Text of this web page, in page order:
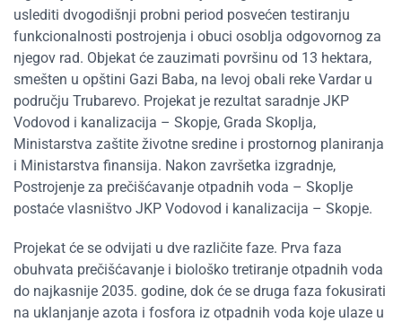
uslediti dvogodišnji probni period posvećen testiranju
funkcionalnosti postrojenja i obuci osoblja odgovornog za
njegov rad. Objekat će zauzimati površinu od 13 hektara,
smešten u opštini Gazi Baba, na levoj obali reke Vardar u
području Trubarevo. Projekat je rezultat saradnje JKP
Vodovod i kanalizacija – Skopje, Grada Skoplja,
Ministarstva zaštite životne sredine i prostornog planiranja
i Ministarstva finansija. Nakon završetka izgradnje,
Postrojenje za prečišćavanje otpadnih voda – Skoplje
postaće vlasništvo JKP Vodovod i kanalizacija – Skopje.
Projekat će se odvijati u dve različite faze. Prva faza
obuhvata prečišćavanje i biološko tretiranje otpadnih voda
do najkasnije 2035. godine, dok će se druga faza fokusirati
na uklanjanje azota i fosfora iz otpadnih voda koje ulaze u